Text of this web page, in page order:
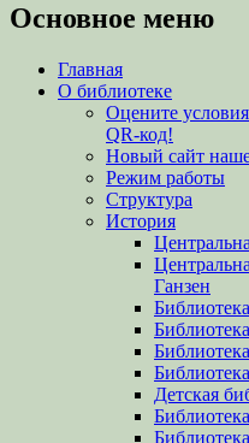
Основное меню
Перейти
содержимому
Главная
О библиотеке
Оцените
QR-код!
Новый сайт
Режим работы
Структура
История
Ганзен
Детская